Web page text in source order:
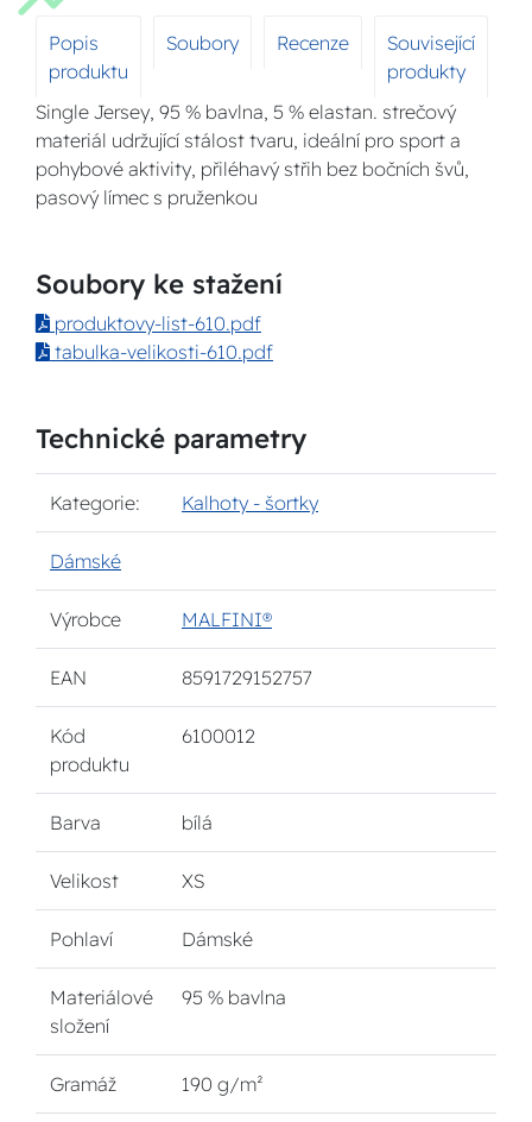
Popis
produktu
Soubory Recenze
Související
produkty
Single Jersey, 95 % bavlna, 5 % elastan. strečový
materiál udržující stálost tvaru, ideální pro sport a
pohybové aktivity, přiléhavý střih bez bočních švů,
pasový límec s pruženkou
Soubory ke stažení
produktovy-list-610.pdf
tabulka-velikosti-610.pdf
Technické parametry
Kategorie: Kalhoty - šortky
Dámské
Výrobce MALFINI®
EAN 8591729152757
Kód
produktu
6100012
Barva bílá
Velikost XS
Pohlaví Dámské
Materiálové
složení
95 % bavlna
Gramáž 190 g/m²